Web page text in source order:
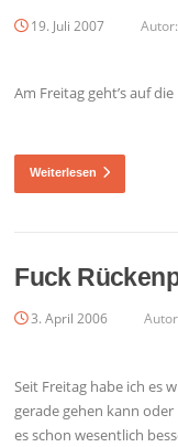
19. Juli 2007 Autor:
Am Freitag geht’s auf
Weiterlesen
Fuck
3. April 2006
Seit Freitag habe ich es
gerade gehen kann
es schon wesentlich